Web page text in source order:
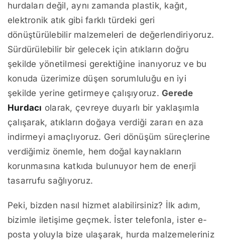
hurdaları değil, aynı zamanda plastik, kağıt,
elektronik atık gibi farklı türdeki geri
dönüştürülebilir malzemeleri de değerlendiriyoruz.
Sürdürülebilir bir gelecek için atıkların doğru
şekilde yönetilmesi gerektiğine inanıyoruz ve bu
konuda üzerimize düşen sorumluluğu en iyi
şekilde yerine getirmeye çalışıyoruz.Gerede
Hurdacı olarak, çevreye duyarlı bir yaklaşımla
çalışarak, atıkların doğaya verdiği zararı en aza
indirmeyi amaçlıyoruz. Geri dönüşüm süreçlerine
verdiğimiz önemle, hem doğal kaynakların
korunmasına katkıda bulunuyor hem de enerji
tasarrufu sağlıyoruz.
Peki, bizden nasıl hizmet alabilirsiniz? İlk adım,
bizimle iletişime geçmek. İster telefonla, ister e-
posta yoluyla bize ulaşarak, hurda malzemeleriniz